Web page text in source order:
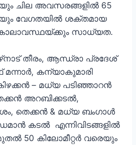
ചില അവസരങ്ങളിൽ 65
വേഗതയിൽ ശക്തമായ
കാലാവസ്ഥയ്ക്കും സാധ്യത.
തീരം, ആന്ധ്രാ പ്രദേശ്
കന്യാകുമാരി
– മധ്യ പടിഞ്ഞാറൻ
അറബിക്കടൽ,
തെക്കൻ & മധ്യ ബംഗാൾ
കടൽ എന്നിവിടങ്ങളിൽ
50 കിലോമീറ്റർ വരെയും